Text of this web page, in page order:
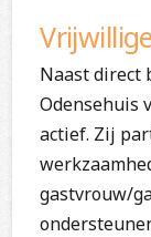
Naast direct
Odensehuis
actief. Zij
gastvrouw/